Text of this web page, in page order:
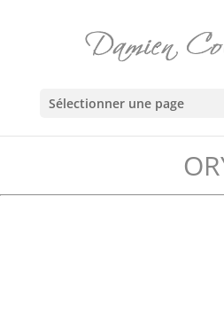
Sélectionner une page